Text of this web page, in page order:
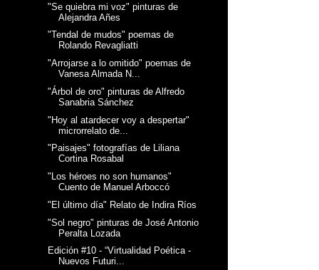
"Se quiebra mi voz" pinturas de
Alejandra Añes
"Tendal de mudos" poemas de
Rolando Revagliatti
"Arrojarse a lo omitido" poemas de
Vanesa Almada N...
"Árbol de oro" pinturas de Alfredo
Sanabria Sánchez
"Hoy al atardecer voy a despertar"
microrrelato de...
"Paisajes" fotografías de Liliana
Cortina Rosabal
"Los héroes no son humanos"
Cuento de Manuel Arboccó
"El último día" Relato de Indira Ríos
"Sol negro" pinturas de José Antonio
Peralta Lozada
Edición #10 - “Virtualidad Poética -
Nuevos Futuri...